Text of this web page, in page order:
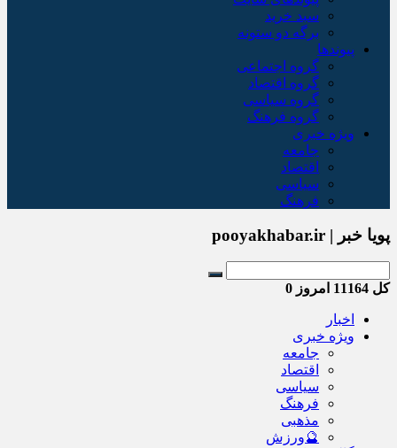
سبد خريد
برگه دو ستونه
پیوندها
گروه اجتماعی
گروه اقتصاد
گروه سیاسی
گروه فرهنگ
ویژه خبری
جامعه
اقتصاد
سیاسی
فرهنگ
پویا خبر | pooyakhabar.ir
کل امروز 0
اخبار
ویژه خبری
جامعه
اقتصاد
سیاسی
فرهنگ
مذهبی
🔮ورزش